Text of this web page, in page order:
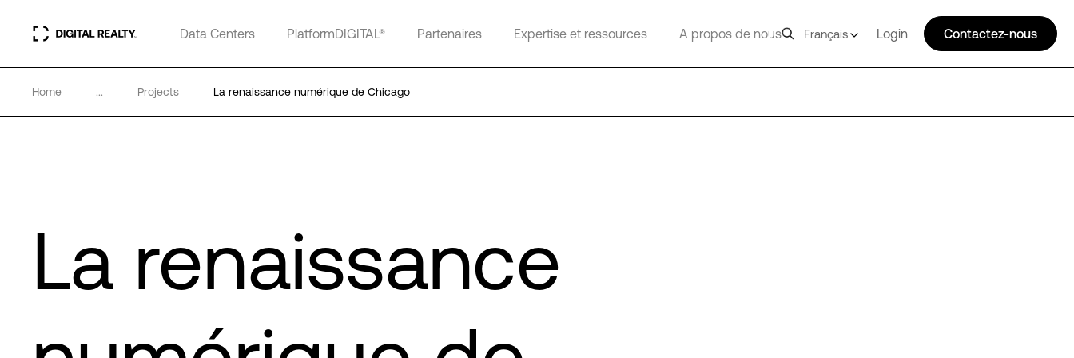
Data Centers PlatformDIGITAL® Partenaires Expertise et ressources A propos de nous Français Login Contactez-nous
Home ... Projects La renaissance numérique de Chicago
La renaissance